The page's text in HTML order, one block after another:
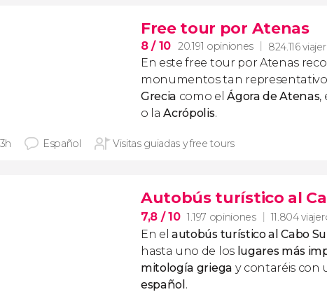
Free tour por Atenas
8/ 10 20.191 opiniones 824.116
En este free tour por Atenas
monumentos tan
Grecia como elÁgora de Atenas,
o la Acrópolis.
Español Visitas guiadas y free tours
Autobús turístico al
7,8 / 10 1.197 opiniones 11.804
En elautobús turístico al Cabo
hasta uno de los lugares más
mitología griega y contaréis con
español .